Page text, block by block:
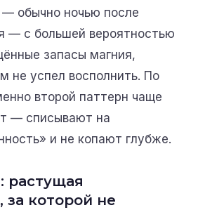
— обычно ночью после
— с большей вероятностью
запасы магния,
не успел восполнить. По
второй паттерн чаще
— списывают на
и не копают глубже.
растущая
за которой не